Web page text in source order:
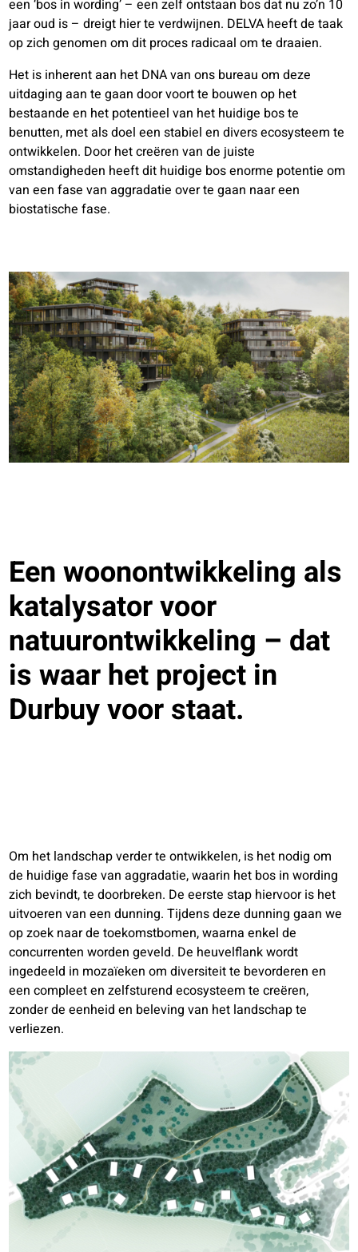
een ‘bos in wording’ – een zelf ontstaan bos dat nu zo’n 10
jaar oud is – dreigt hier te verdwijnen. DELVA heeft de taak
op zich genomen om dit proces radicaal om te draaien.
Het is inherent aan het DNA van ons bureau om deze
uitdaging aan te gaan door voort te bouwen op het
bestaande en het potentieel van het huidige bos te
benutten, met als doel een stabiel en divers ecosysteem te
ontwikkelen. Door het creëren van de juiste
omstandigheden heeft dit huidige bos enorme potentie om
van een fase van aggradatie over te gaan naar een
biostatische fase.
Een woonontwikkeling als
katalysator voor
natuurontwikkeling – dat
is waar het project in
Durbuy voor staat.
Om het landschap verder te ontwikkelen, is het nodig om
de huidige fase van aggradatie, waarin het bos in wording
zich bevindt, te doorbreken. De eerste stap hiervoor is het
uitvoeren van een dunning. Tijdens deze dunning gaan we
op zoek naar de toekomstbomen, waarna enkel de
concurrenten worden geveld. De heuvelflank wordt
ingedeeld in mozaïeken om diversiteit te bevorderen en
een compleet en zelfsturend ecosysteem te creëren,
zonder de eenheid en beleving van het landschap te
verliezen.